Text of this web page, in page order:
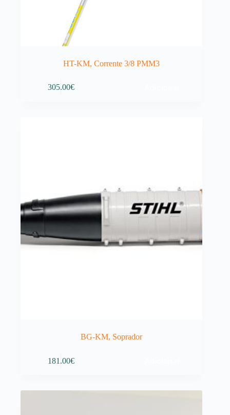
HT-KM, Corrente 3/8 PMM3
305.00€
BG-KM, Soprador
181.00€